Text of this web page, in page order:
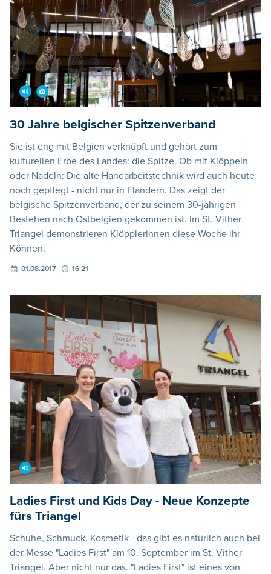
30 Jahre belgischer Spitzenverband
Sie ist eng mit Belgien verknüpft und gehört zum
kulturellen Erbe des Landes: die Spitze. Ob mit Klöppeln
oder Nadeln: Die alte Handarbeitstechnik wird auch heute
noch gepflegt - nicht nur in Flandern. Das zeigt der
belgische Spitzenverband, der zu seinem 30-jährigen
Bestehen nach Ostbelgien gekommen ist. Im St. Vither
Triangel demonstrieren Klöpplerinnen diese Woche ihr
Können.
01.08.2017 16:21
Ladies First und Kids Day - Neue Konzepte
fürs Triangel
Schuhe, Schmuck, Kosmetik - das gibt es natürlich auch bei
der Messe "Ladies First" am 10. September im St. Vither
Triangel. Aber nicht nur das. "Ladies First" ist eines von